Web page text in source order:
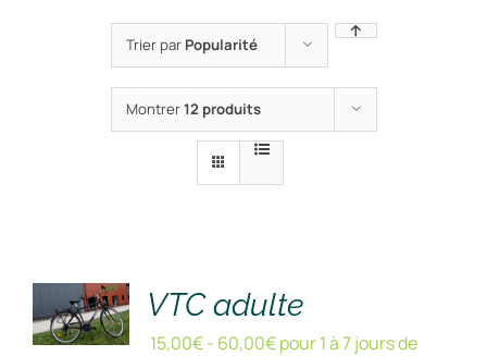
Trier par Popularité
Montrer12 produits
DÉTAILS
VTC adulte
15,00€- 60,00€pour 1 à 7 jours de